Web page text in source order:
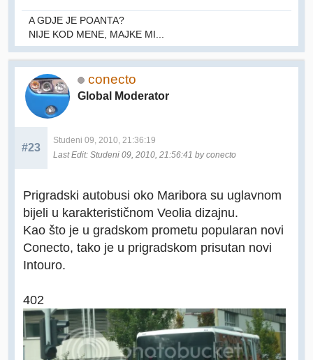
A GDJE JE POANTA?
NIJE KOD MENE, MAJKE MI...
conecto
Global Moderator
#23
Studeni 09, 2010, 21:36:19
Last Edit: Studeni 09, 2010, 21:56:41 by conecto
Prigradski autobusi oko Maribora su uglavnom
bijeli u karakterističnom Veolia dizajnu.
Kao što je u gradskom prometu popularan novi
Conecto, tako je u prigradskom prisutan novi
Intouro.
402